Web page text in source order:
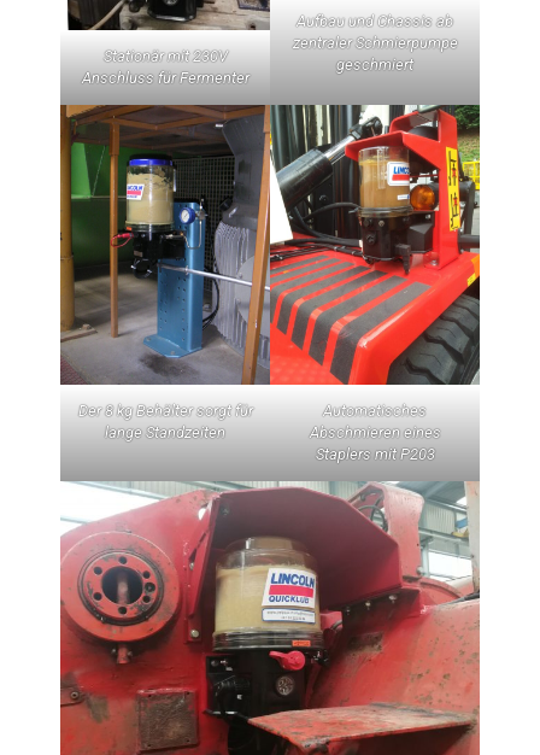
Stationär mit 230V
Anschluss für Fermenter
Aufbau und Chassis ab
zentraler Schmierpumpe
geschmiert
Der 8 kg Behälter sorgt für
lange Standzeiten
Automatisches
Abschmieren eines
Staplers mit P203